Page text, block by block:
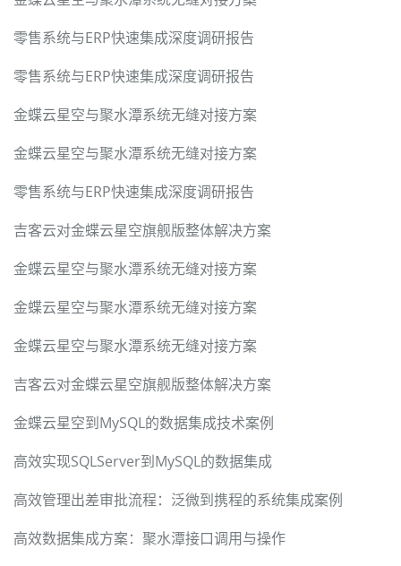
零售系统与ERP快速集成深度调研报告
零售系统与ERP快速集成深度调研报告
金蝶云星空与聚水潭系统无缝对接方案
金蝶云星空与聚水潭系统无缝对接方案
零售系统与ERP快速集成深度调研报告
吉客云对金蝶云星空旗舰版整体解决方案
金蝶云星空与聚水潭系统无缝对接方案
金蝶云星空与聚水潭系统无缝对接方案
金蝶云星空与聚水潭系统无缝对接方案
吉客云对金蝶云星空旗舰版整体解决方案
金蝶云星空到MySQL的数据集成技术案例
高效实现SQLServer到MySQL的数据集成
高效管理出差审批流程：泛微到携程的系统集成案例
高效数据集成方案：聚水潭接口调用与操作